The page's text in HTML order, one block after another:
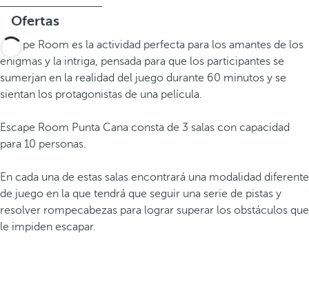
Ofertas
Escape Room es la actividad perfecta para los amantes de los
enigmas y la intriga, pensada para que los participantes se
sumerjan en la realidad del juego durante 60 minutos y se
sientan los protagonistas de una película.
Escape Room Punta Cana consta de 3 salas con capacidad
para 10 personas.
En cada una de estas salas encontrará una modalidad diferente
de juego en la que tendrá que seguir una serie de pistas y
resolver rompecabezas para lograr superar los obstáculos que
le impiden escapar.